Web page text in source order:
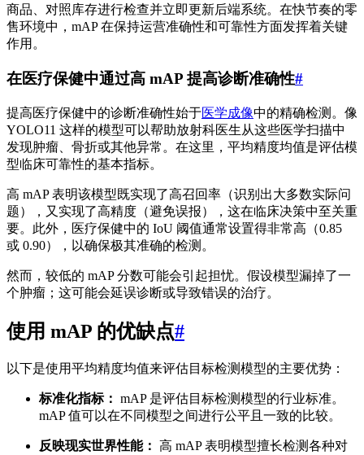
商品、对照库存进行检查并立即更新后端系统。在快节奏的零
售环境中，mAP 在保持运营准确性和可靠性方面发挥着关键
作用。
在医疗保健中通过高 mAP 提高诊断准确性#
提高医疗保健中的诊断准确性始于医学成像中的精确检测。像
YOLO11 这样的模型可以帮助放射科医生从这些医学扫描中
发现肿瘤、骨折或其他异常。在这里，平均精度均值是评估模
型临床可靠性的基本指标。
高 mAP 表明该模型既实现了高召回率（识别出大多数实际问
题），又实现了高精度（避免误报），这在临床决策中至关重
要。此外，医疗保健中的 IoU 阈值通常设置得非常高（0.85
或 0.90），以确保极其准确的检测。
然而，较低的 mAP 分数可能会引起担忧。假设模型漏掉了一
个肿瘤；这可能会延误诊断或导致错误的治疗。
使用 mAP 的优缺点#
以下是使用平均精度均值来评估目标检测模型的主要优势：
标准化指标： mAP 是评估目标检测模型的行业标准。
mAP 值可以在不同模型之间进行公平且一致的比较。
反映现实世界性能： 高 mAP 表明模型擅长检测各种对